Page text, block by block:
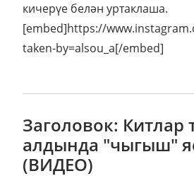
кичерүе белән уртаклаша.
[embed]https://
taken-by=alsou_a[/embed]
Заголовок: Китлар
алдында "чыгыш"
(ВИДЕО)